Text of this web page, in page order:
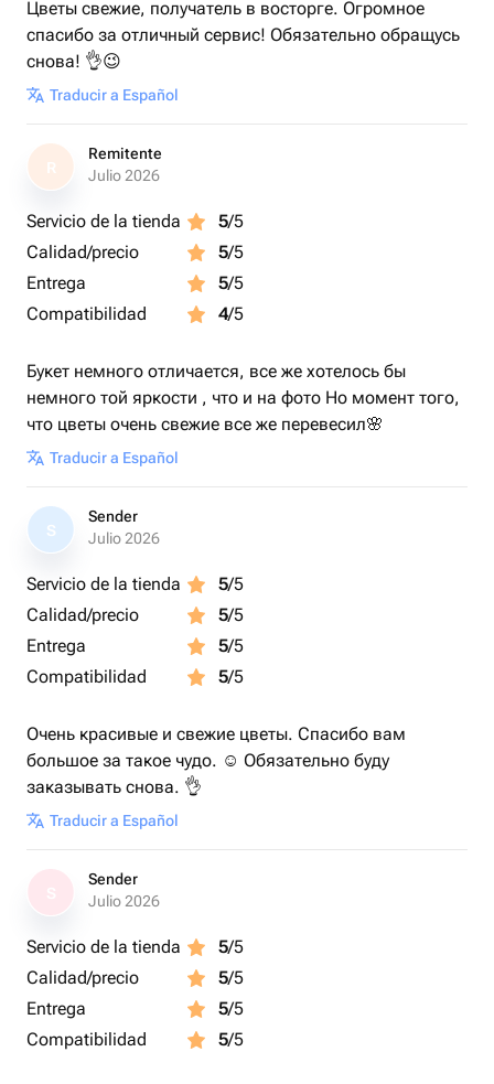
Цветы свежие, получатель в восторге. Огромное
спасибо за отличный сервис! Обязательно обращусь
снова! 👌😉
Traducir a Español
R
Remitente
Julio 2026
Servicio de la tienda 5/5
Calidad/precio
5/5
Entrega
5/5
Compatibilidad
4/5
Букет немного отличается, все же хотелось бы
немного той яркости , что и на фото Но момент того,
что цветы очень свежие все же перевесил🌸
Traducir a Español
S
Sender
Julio 2026
Servicio de la tienda 5/5
Calidad/precio
5/5
Entrega
5/5
Compatibilidad
5/5
Очень красивые и свежие цветы. Спасибо вам
большое за такое чудо. ☺️ Обязательно буду
заказывать снова. 👌
Traducir a Español
Sender
Julio 2026
Servicio de la tienda 5/5
Calidad/precio
5/5
Entrega
5/5
Compatibilidad
5/5